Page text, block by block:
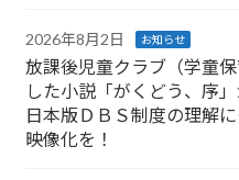
2026年8月2日 お知らせ
放課後児童クラブ（学童
した小説「がくどう、序」
日本版ＤＢＳ制度の理解
映像化を！